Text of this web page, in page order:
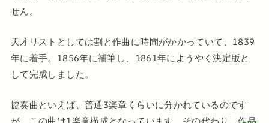
せん。
天才リストとしては割と作曲に時間がかかっていて、1839
年に着手。1856年に補筆し、1861年にようやく決定版と
して完成しました。
協奏曲といえば、普通3楽章くらいに分かれているのです